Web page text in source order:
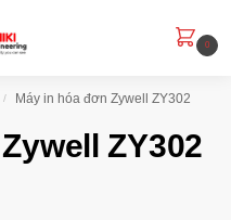
0
/ Máy in hóa đơn Zywell ZY302
ZY302